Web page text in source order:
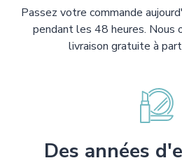
Passez votre commande
pendant les 48 heures. Nous
livraison gratuite à
Des années